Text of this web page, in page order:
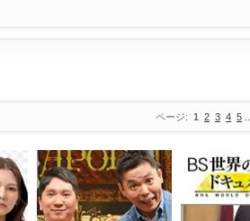
ページ: 1 2 3 4 5